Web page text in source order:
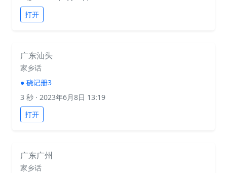
打开
广东汕头
家乡话
● 硗记册3
3 秒 · 2023年6月8日 13:19
打开
广东广州
家乡话